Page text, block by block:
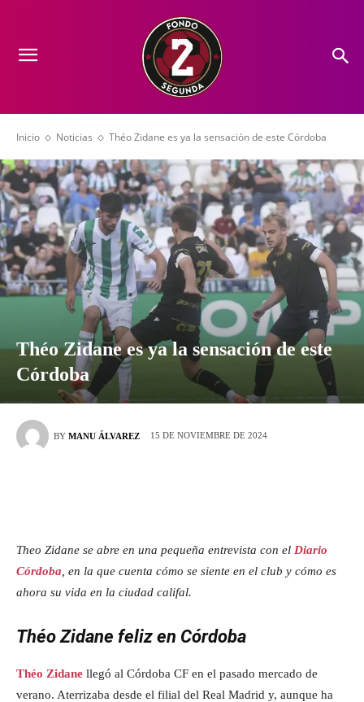
Inicio Noticias Théo Zidane es ya la sensación de este Córdoba
Théo Zidane es ya la sensación de este
Córdoba
BY MANU ÁLVAREZ 15 DE NOVIEMBRE DE 2024
Theo Zidane se abre en una pequeña entrevista con el Diario
Córdoba , en la que cuenta cómo se siente en el club y cómo es
ahora su vida en la ciudad califal.
Théo Zidane feliz en Córdoba
Théo Zidane llegó al Córdoba CF en el pasado mercado de
verano. Aterrizaba desde el filial del Real Madrid y, aunque ha